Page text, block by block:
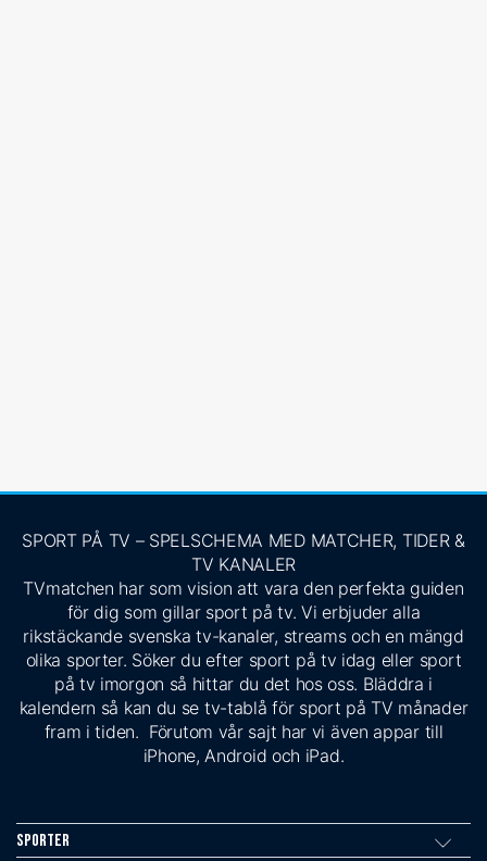
SPORT PÅ TV – SPELSCHEMA MED MATCHER, TIDER &
TV KANALER
TVmatchen har som vision att vara den perfekta guiden
för dig som gillar sport på tv. Vi erbjuder alla
rikstäckande svenska tv-kanaler, streams och en mängd
olika sporter. Söker du efter sport på tv idag eller sport
på tv imorgon så hittar du det hos oss. Bläddra i
kalendern så kan du se tv-tablå för sport på TV månader
fram i tiden. Förutom vår sajt har vi även appar till
iPhone, Android och iPad.
Sporter